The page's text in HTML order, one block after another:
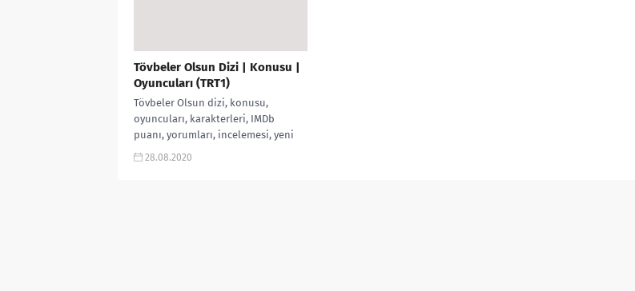
Tövbeler Olsun Dizi | Konusu |
Oyuncuları (TRT1)
Tövbeler Olsun dizi, konusu,
oyuncuları, karakterleri, IMDb
puanı, yorumları, incelemesi, yeni
bölüm ne zaman, TRT dizileri, Güven
28.08.2020